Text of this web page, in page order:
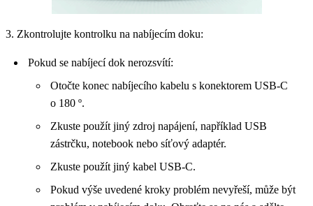
3. Zkontrolujte kontrolku na nabíjecím doku:
Pokud se nabíjecí dok nerozsvítí:
Otočte konec nabíjecího kabelu s konektorem USB-C
o 180 º.
Zkuste použít jiný zdroj napájení, například USB
zástrčku, notebook nebo síťový adaptér.
Zkuste použít jiný kabel USB-C.
Pokud výše uvedené kroky problém nevyřeší, může být